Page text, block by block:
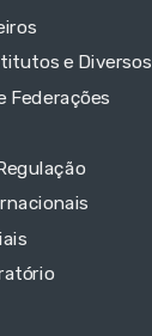
e Diversos
Federações